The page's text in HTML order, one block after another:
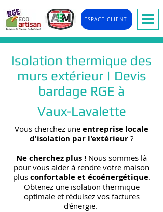
ESPACE CLIENT
Isolation thermique des
murs extérieur | Devis
bardage RGE à
Vaux-Lavalette
Vous cherchez une entreprise locale
d'isolation par l'extérieur ?
Ne cherchez plus ! Nous sommes là
pour vous aider à rendre votre maison
plus confortable et écoénergétique.
Obtenez une isolation thermique
optimale et réduisez vos factures
d'énergie.